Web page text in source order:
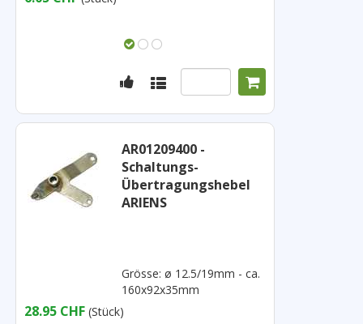
AR01209400 -
Schaltungs-
Übertragungshebel
ARIENS
Grösse: ø 12.5/19mm - ca.
160x92x35mm
28.95 CHF (Stück)